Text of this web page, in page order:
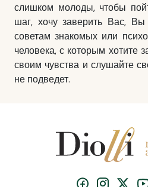
слишком молоды, чтобы
шаг, хочу заверить Вас,
советам знакомых или
человека, с которым хотите
своим чувства и слушайте
не подведет.